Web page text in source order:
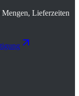
Mengen, Lieferzeiten